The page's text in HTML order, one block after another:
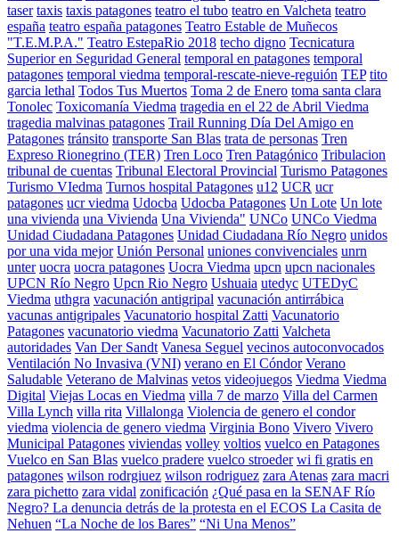
taser taxis taxis patagones teatro el tubo teatro en Valcheta teatro
españa teatro españa patagones Teatro Estable de Muñecos
"T.E.M.P.A." Teatro EstepaRio 2018 techo digno Tecnicatura
Superior en Seguridad General temporal en patagones temporal
patagones temporal viedma temporal-rescate-nieve-reguión TEP tito
garcia lethal Todos Tus Muertos Toma 2 de Enero toma santa clara
Tonolec Toxicomanía Viedma tragedia en el 22 de Abril Viedma
tragedia malvinas patagones Trail Running Día Del Amigo en
Patagones tránsito transporte San Blas trata de personas Tren
Expreso Rionegrino (TER) Tren Loco Tren Patagónico Tribulacion
tribunal de cuentas Tribunal Electoral Provincial Turismo Patagones
Turismo VIedma Turnos hospital Patagones u12 UCR ucr
patagones ucr viedma Udocba Udocba Patagones Un Lote Un lote
una vivienda una Vivienda Una Vivienda" UNCo UNCo Viedma
Unidad Ciudadana Patagones Unidad Ciudadana Río Negro unidos
por una vida mejor Unión Personal uniones convivenciales unrn
unter uocra uocra patagones Uocra Viedma upcn upcn nacionales
UPCN Río Negro Upcn Rio Negro Ushuaia utedyc UTEDyC
Viedma uthgra vacunación antigripal vacunación antirrábica
vacunas antigripales Vacunatorio hospital Zatti Vacunatorio
Patagones vacunatorio viedma Vacunatorio Zatti Valcheta
autoridades Van Der Sandt Vanesa Seguel vecinos autoconvocados
Ventilación No Invasiva (VNI) verano en El Cóndor Verano
Saludable Veterano de Malvinas vetos videojuegos Viedma Viedma
Digital Viejas Locas en Viedma villa 7 de marzo Villa del Carmen
Villa Lynch villa rita Villalonga Violencia de genero el condor
viedma violencia de genero viedma Virginia Bono Vivero Vivero
Municipal Patagones viviendas volley voltios vuelco en Patagones
Vuelco en San Blas vuelco pradere vuelco stroeder wi fi gratis en
patagones wilson rodrgiuez wilson rodriguez zara Atenas zara macri
zara pichetto zara vidal zonificación ¿Qué pasa en la SENAF Río
Negro? La denuncia detrás de la protesta en el ECOS La Casita de
Nehuen “La Noche de los Bares” “Ni Una Menos”